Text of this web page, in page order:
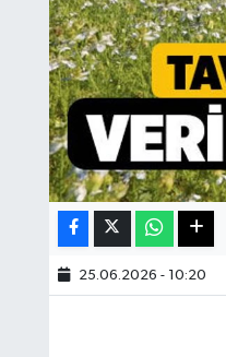
25.06.2026 - 10:20